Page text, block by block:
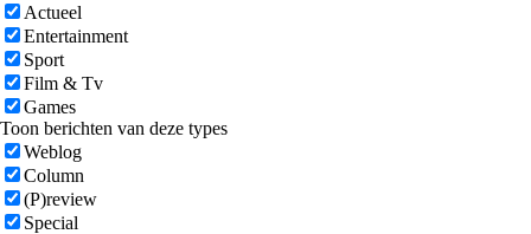
Actueel
Entertainment
Sport
Film & Tv
Games
Toon berichten van deze types
Weblog
Column
(P)review
Special